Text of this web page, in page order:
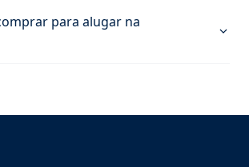
para alugar na